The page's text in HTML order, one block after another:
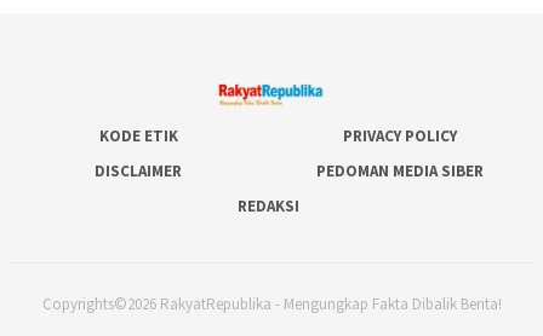
KODE ETIK
PRIVACY POLICY
DISCLAIMER
PEDOMAN MEDIA SIBER
REDAKSI
Copyrights©2026 RakyatRepublika - Mengungkap Fakta Dibalik Berita!